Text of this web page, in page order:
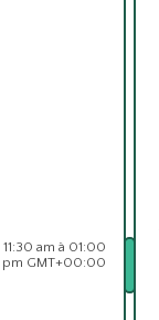
11:30 am à 01:00
pm GMT+00:00